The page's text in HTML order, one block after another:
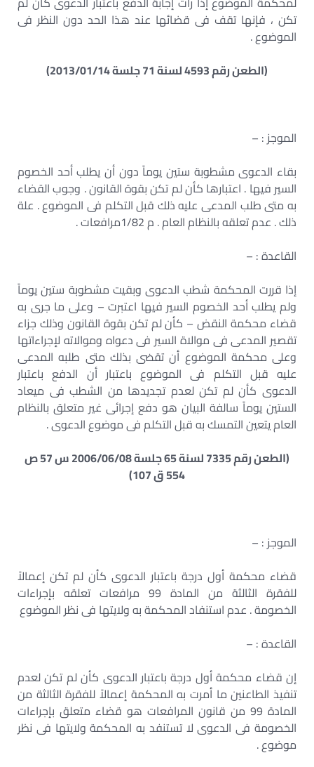
تكن ، فإنها تقف فى قضائها عند هذا الحد دون النظر فى
الموضوع .
(الطعن رقم 4593 لسنة 71 جلسة 2013/01/14)
الموجز : –
بقاء الدعوى مشطوبة ستين يوماً دون أن يطلب أحد الخصوم
السير فيها . اعتبارها كأن لم تكن بقوة القانون . وجوب القضاء
به متى طلب المدعى عليه ذلك قبل التكلم فى الموضوع . علة
ذلك . عدم تعلقه بالنظام العام . م 1/82مرافعات .
القاعدة : –
إذا قررت المحكمة شطب الدعوى وبقيت مشطوبة ستين يوماً
ولم يطلب أحد الخصوم السير فيها اعتبرت – وعلى ما جرى به
قضاء محكمة النقض – كأن لم تكن بقوة القانون وذلك جزاء
تقصير المدعى فى موالاة السير فى دعواه وموالاته لإجراءاتها
وعلى محكمة الموضوع أن تقضى بذلك متى طلبه المدعى
عليه قبل التكلم فى الموضوع باعتبار أن الدفع باعتبار
الدعوى كأن لم تكن لعدم تجديدها من الشطب فى ميعاد
الستين يوماً سالفة البيان هو دفع إجرائى غير متعلق بالنظام
العام يتعين التمسك به قبل التكلم فى موضوع الدعوى .
(الطعن رقم 7335 لسنة 65 جلسة 2006/06/08 س 57 ص
554 ق 107)
الموجز : –
قضاء محكمة أول درجة باعتبار الدعوى كأن لم تكن إعمالاً
للفقرة الثالثة من المادة 99 مرافعات تعلقه بإجراءات
الخصومة . عدم استنفاد المحكمة به ولايتها فى نظر الموضوع
القاعدة : –
إن قضاء محكمة أول درجة باعتبار الدعوى كأن لم تكن لعدم
تنفيذ الطاعنين ما أمرت به المحكمة إعمالاً للفقرة الثالثة من
المادة 99 من قانون المرافعات هو قضاء متعلق بإجراءات
الخصومة فى الدعوى لا تستنفد به المحكمة ولايتها فى نظر
موضوع .